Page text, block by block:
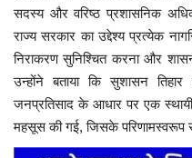
सदस्य और वरिष्ठ प्रशासनिक
राज्य सरकार का उद्देश्य प्रत्येक
निराकरण सुनिश्चित करना और
उन्होंने बताया कि सुशासन
जनप्रतिसाद के आधार पर एक
महसूस की गई, जिसके परिणामस्वरूप